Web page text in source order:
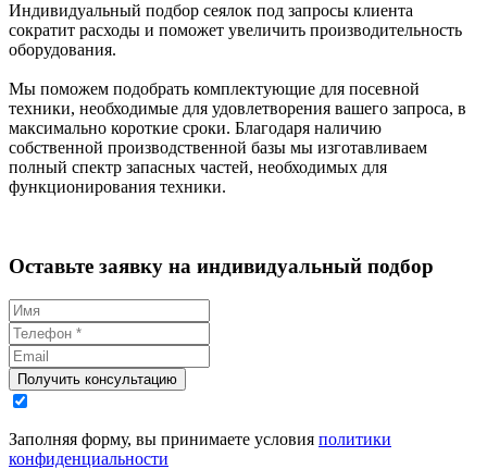
Индивидуальный подбор сеялок под запросы клиента
сократит расходы и поможет увеличить производительность
оборудования.
Мы поможем подобрать комплектующие для посевной
техники, необходимые для удовлетворения вашего запроса, в
максимально короткие сроки. Благодаря наличию
собственной производственной базы мы изготавливаем
полный спектр запасных частей, необходимых для
функционирования техники.
Оставьте заявку на индивидуальный подбор
Получить консультацию
Заполняя форму, вы принимаете условия политики
конфиденциальности